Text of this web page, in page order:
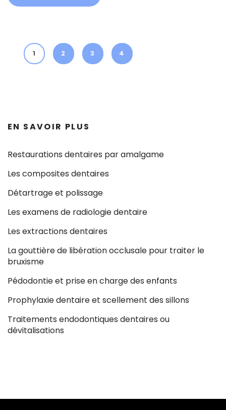
1 2 3 4
EN SAVOIR PLUS
Restaurations dentaires par amalgame
Les composites dentaires
Détartrage et polissage
Les examens de radiologie dentaire
Les extractions dentaires
La gouttière de libération occlusale pour traiter le
bruxisme
Pédodontie et prise en charge des enfants
Prophylaxie dentaire et scellement des sillons
Traitements endodontiques dentaires ou
dévitalisations